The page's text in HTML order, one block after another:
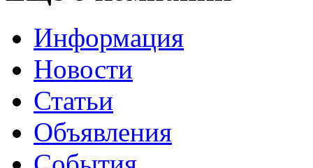
Информация
Новости
Статьи
Объявления